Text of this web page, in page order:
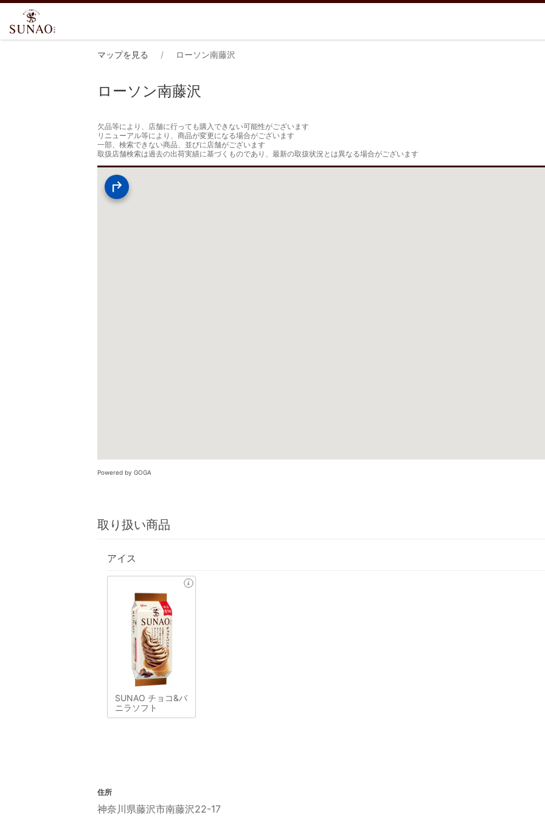
マップを見る ローソン南藤沢
ローソン南藤沢
欠品等により、店舗に行っても購入できない可能性がございます
リニューアル等により、商品が変更になる場合がございます
一部、検索できない商品、並びに店舗がございます
取扱店舗検索は過去の出荷実績に基づくものであり、最新の取扱状況とは異なる場合がございます
Powered by GOGA
取り扱い商品
アイス
SUNAO チョコ&バ
ニラソフト
住所
神奈川県藤沢市南藤沢22-17